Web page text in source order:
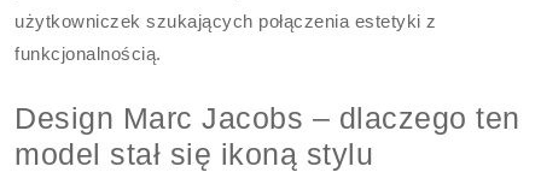
użytkowniczek szukających połączenia estetyki z
funkcjonalnością.
Design Marc Jacobs – dlaczego ten
model stał się ikoną stylu